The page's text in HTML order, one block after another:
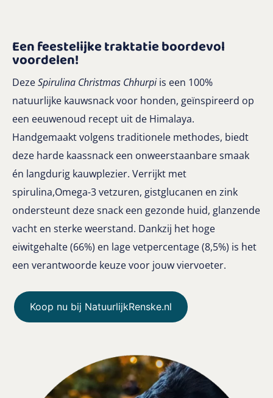
Een feestelijke traktatie boordevol
voordelen!
DezeSpirulina Christmas Chhurpi is een 100%
natuurlijke kauwsnack voor honden, geïnspireerd op
een eeuwenoud recept uit de Himalaya.
Handgemaakt volgens traditionele methodes, biedt
deze harde kaassnack een onweerstaanbare smaak
én langdurig kauwplezier. Verrijkt met
spirulina,Omega-3 vetzuren, gistglucanen en zink
ondersteunt deze snack een gezonde huid, glanzende
vacht en sterke weerstand. Dankzij het hoge
eiwitgehalte (66%) en lage vetpercentage (8,5%) is het
een verantwoorde keuze voor jouw viervoeter.
Koop nu bij NatuurlijkRenske.nl